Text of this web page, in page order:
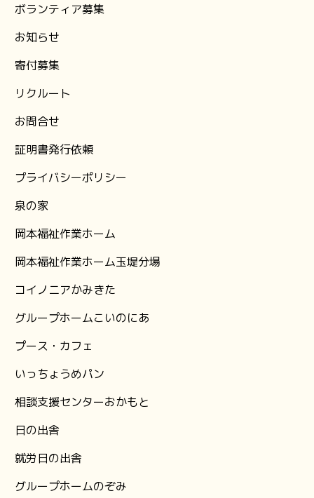
ボランティア募集
お知らせ
⁨寄付募集
リクルート
お問合せ
証明書発行依頼
プライバシーポリシー
泉の家
岡本福祉作業ホーム
岡本福祉作業ホーム玉堤分場
コイノニアかみきた
グループホームこいのにあ
プース・カフェ
いっちょうめパン
相談支援センターおかもと
日の出舎
就労日の出舎
グループホームのぞみ